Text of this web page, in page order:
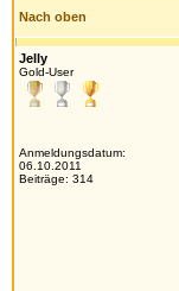
Nach oben
Jelly
Gold-User
Anmeldungsdatum:
06.10.2011
Beiträge: 314